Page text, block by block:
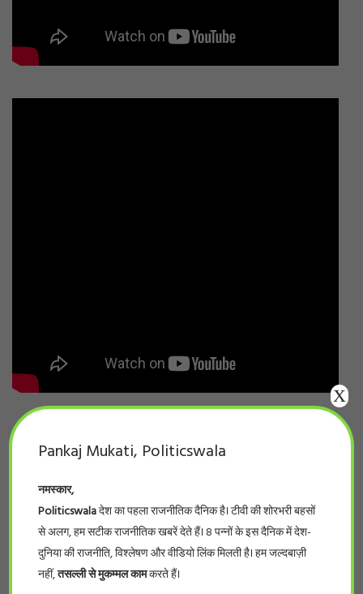
ARCHIVES
Archives
SINGLE COLUMN POSTS
Single Column Posts Subtitle
Pankaj Mukati, Politicswala
नमस्कार,
Politicswalaदेश का पहला राजनीतिक दैनिक है। टीवी की शोरभरी बहसों
से अलग, हम सटीक राजनीतिक खबरें देते हैं। 8 पन्नों के इस दैनिक में देश-
दुनिया की राजनीति, विश्लेषण और वीडियो लिंक मिलती है। हम जल्दबाज़ी
नहीं,तसल्ली से मुकम्मल कामकरते हैं।
X